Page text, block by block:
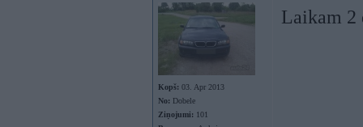
Kopš: 03. Apr 2013
No: Dobele
Ziņojumi: 101
Laikam 2